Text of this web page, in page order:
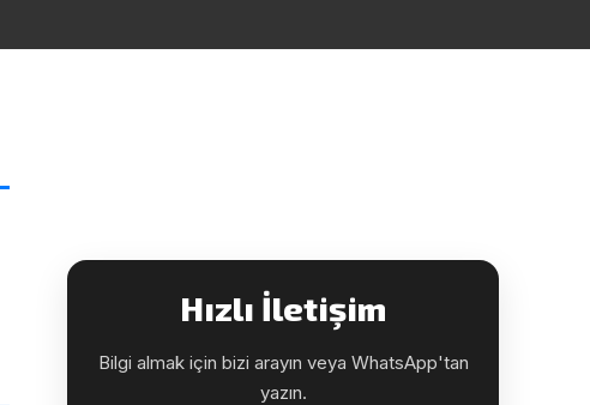
Hızlı İletişim
Bilgi almak için bizi arayın veya WhatsApp'tan
yazın.